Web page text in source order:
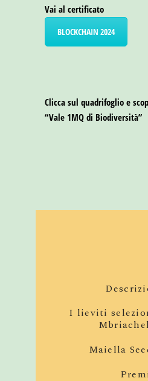
Vai al certificato
BLOCKCHAIN 2024
Clicca sul quadrifoglio e
“Vale 1MQ di Biodiversità”
I lieviti
Maiella